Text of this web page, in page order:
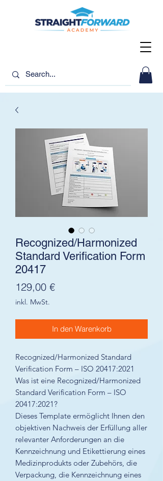
Recognized/Harmonized
Standard Verification Form
20417
129,00 €Preis
inkl. MwSt.
In den Warenkorb
Recognized/Harmonized Standard
Verification Form – ISO 20417:2021
Was ist eine Recognized/Harmonized
Standard Verification Form – ISO
20417:2021?
Dieses Template ermöglicht Ihnen den
objektiven Nachweis der Erfüllung aller
relevanter Anforderungen an die
Kennzeichnung und Etikettierung eines
Medizinprodukts oder Zubehörs, die
Verpackung, die Kennzeichnung eines